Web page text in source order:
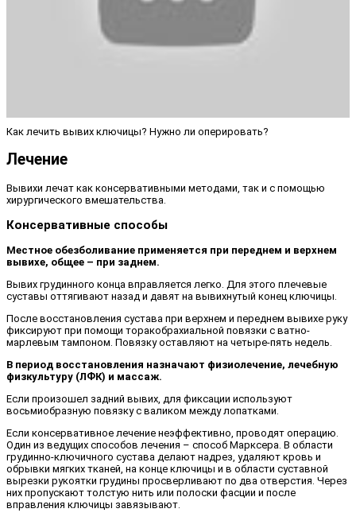
Как лечить вывих ключицы? Нужно ли оперировать?
Лечение
Вывихи лечат как консервативными методами, так и с помощью
хирургического вмешательства.
Консервативные способы
Местное обезболивание применяется при переднем и верхнем
вывихе, общее – при заднем.
Вывих грудинного конца вправляется легко. Для этого плечевые
суставы оттягивают назад и давят на вывихнутый конец ключицы.
После восстановления сустава при верхнем и переднем вывихе руку
фиксируют при помощи торакобрахиальной повязки с ватно-
марлевым тампоном. Повязку оставляют на четыре-пять недель.
В период восстановления назначают физиолечение, лечебную
физкультуру (ЛФК) и массаж.
Если произошел задний вывих, для фиксации используют
восьмиобразную повязку с валиком между лопатками.
Если консервативное лечение неэффективно, проводят операцию.
Один из ведущих способов лечения – способ Марксера. В области
грудинно-ключичного сустава делают надрез, удаляют кровь и
обрывки мягких тканей, на конце ключицы и в области суставной
вырезки рукоятки грудины просверливают по два отверстия. Через
них пропускают толстую нить или полоски фасции и после
вправления ключицы завязывают.